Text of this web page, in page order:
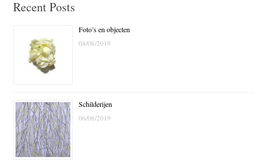
Recent Posts
Foto’s en objecten
08/06/2019
Schilderijen
06/06/2019